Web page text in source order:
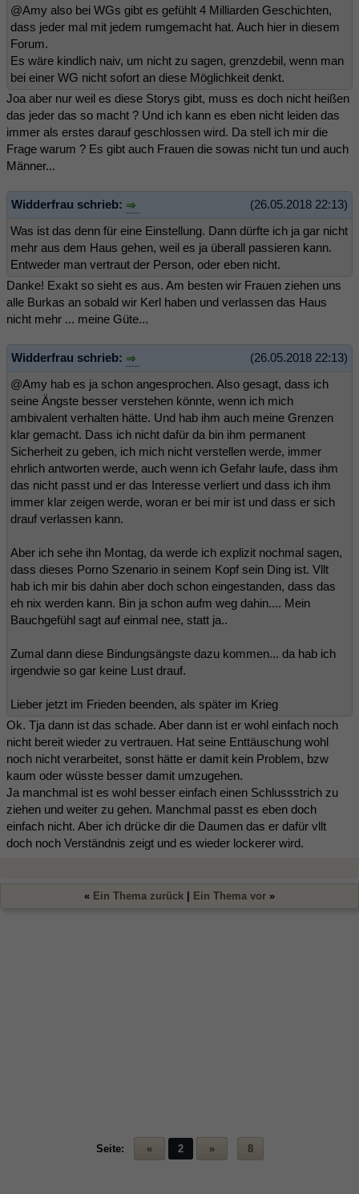
@Amy also bei WGs gibt es gefühlt 4 Milliarden Geschichten,
dass jeder mal mit jedem rumgemacht hat. Auch hier in diesem
Forum.
Es wäre kindlich naiv, um nicht zu sagen, grenzdebil, wenn man
bei einer WG nicht sofort an diese Möglichkeit denkt.
Joa aber nur weil es diese Storys gibt, muss es doch nicht heißen
das jeder das so macht ? Und ich kann es eben nicht leiden das
immer als erstes darauf geschlossen wird. Da stell ich mir die
Frage warum ? Es gibt auch Frauen die sowas nicht tun und auch
Männer...
(26.05.2018 22:13)
Widderfrau schrieb:
Was ist das denn für eine Einstellung. Dann dürfte ich ja gar nicht
mehr aus dem Haus gehen, weil es ja überall passieren kann.
Entweder man vertraut der Person, oder eben nicht.
Danke! Exakt so sieht es aus. Am besten wir Frauen ziehen uns
alle Burkas an sobald wir Kerl haben und verlassen das Haus
nicht mehr ... meine Güte...
(26.05.2018 22:13)
Widderfrau schrieb:
@Amy hab es ja schon angesprochen. Also gesagt, dass ich
seine Ängste besser verstehen könnte, wenn ich mich
ambivalent verhalten hätte. Und hab ihm auch meine Grenzen
klar gemacht. Dass ich nicht dafür da bin ihm permanent
Sicherheit zu geben, ich mich nicht verstellen werde, immer
ehrlich antworten werde, auch wenn ich Gefahr laufe, dass ihm
das nicht passt und er das Interesse verliert und dass ich ihm
immer klar zeigen werde, woran er bei mir ist und dass er sich
drauf verlassen kann.
Aber ich sehe ihn Montag, da werde ich explizit nochmal sagen,
dass dieses Porno Szenario in seinem Kopf sein Ding ist. Vllt
hab ich mir bis dahin aber doch schon eingestanden, dass das
eh nix werden kann. Bin ja schon aufm weg dahin.... Mein
Bauchgefühl sagt auf einmal nee, statt ja..
Zumal dann diese Bindungsängste dazu kommen... da hab ich
irgendwie so gar keine Lust drauf.
Lieber jetzt im Frieden beenden, als später im Krieg
Ok. Tja dann ist das schade. Aber dann ist er wohl einfach noch
nicht bereit wieder zu vertrauen. Hat seine Enttäuschung wohl
noch nicht verarbeitet, sonst hätte er damit kein Problem, bzw
kaum oder wüsste besser damit umzugehen.
Ja manchmal ist es wohl besser einfach einen Schlussstrich zu
ziehen und weiter zu gehen. Manchmal passt es eben doch
einfach nicht. Aber ich drücke dir die Daumen das er dafür vllt
doch noch Verständnis zeigt und es wieder lockerer wird.
« Ein Thema zurück | Ein Thema vor »
Seite: « 2 » 8